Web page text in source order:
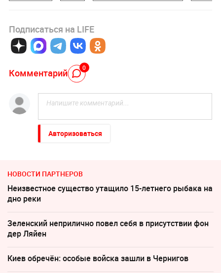
Подписаться на LIFE
Комментарий 0
Авторизоваться
НОВОСТИ ПАРТНЕРОВ
Неизвестное существо утащило 15-летнего рыбака на
дно реки
Зеленский неприлично повел cебя в присутствии фон
дер Ляйен
Киев обречён: особые войска зашли в Чернигов